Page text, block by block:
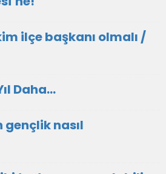
ilçe başkanı olmalı /
Daha…
gençlik nasıl